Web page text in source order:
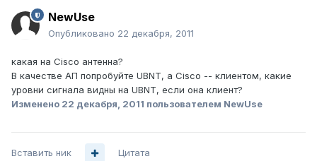
NewUse
Опубликовано 22 декабря, 2011
какая на Cisco антенна?
В качестве АП попробуйте UBNT, а Cisco -- клиентом, какие
уровни сигнала видны на UBNT, если она клиент?
Изменено 22 декабря, 2011 пользователем NewUse
Вставить ник Цитата